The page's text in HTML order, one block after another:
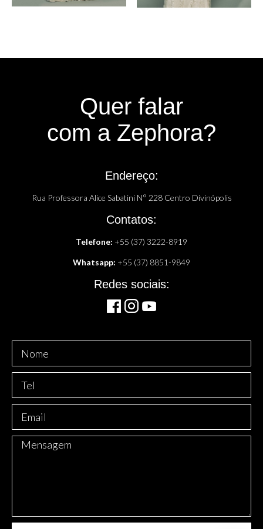
Quer falar
com a Zephora?
Endereço:
Rua Professora Alice Sabatini N° 228 Centro Divinópolis
Contatos:
Telefone: +55 (37) 3222-8919
Whatsapp: +55 (37) 8851-9849
Redes sociais:
Mensagem